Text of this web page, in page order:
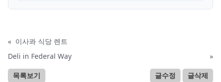
« 이사콰 식당 렌트
Deli in Federal Way
»
목록보기 글수정 글삭제